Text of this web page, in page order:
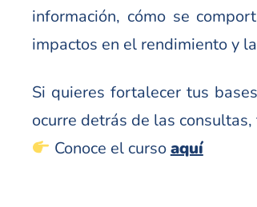
información, cómo se
impactos en el rendimiento y
Si quieres fortalecer tus
ocurre detrás de las
Conoce el cursoaquí